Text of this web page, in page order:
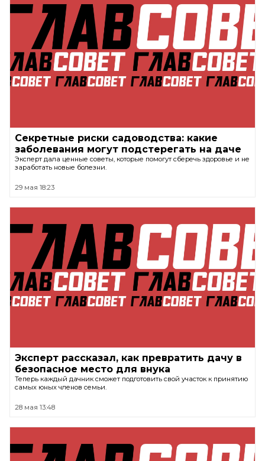
Секретные риски садоводства: какие
заболевания могут подстерегать на даче
Эксперт дала ценные советы, которые помогут сберечь здоровье и не
заработать новые болезни.
29 мая 18:23
Эксперт рассказал, как превратить дачу в
безопасное место для внука
Теперь каждый дачник сможет подготовить свой участок к принятию
самых юных членов семьи.
28 мая 13:48